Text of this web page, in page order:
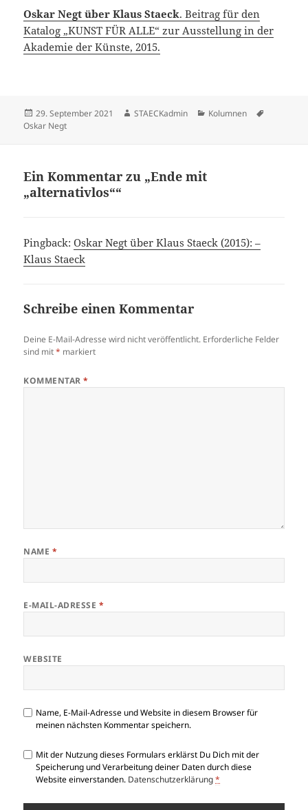
Oskar Negt über Klaus Staeck. Beitrag für den
Katalog „KUNST FÜR ALLE“ zur Ausstellung in der
Akademie der Künste, 2015.
Veröffentlicht
am
29. September 2021 Autor
STAECKadmin Kategorien
Kolumnen
Oskar Negt
Ein Kommentar zu „Ende mit
„alternativlos““
Pingback:Oskar Negt über Klaus Staeck (2015): –
Klaus Staeck
Schreibe einen Kommentar
Deine E-Mail-Adresse wird nicht veröffentlicht. Erforderliche Felder
sind mit* markiert
KOMMENTAR*
NAME *
E-MAIL-ADRESSE *
WEBSITE
Name, E-Mail-Adresse und Website in diesem Browser für
meinen nächsten Kommentar speichern.
Mit der Nutzung dieses Formulars erklärst Du Dich mit der
Speicherung und Verarbeitung deiner Daten durch diese
Website einverstanden. Datenschutzerklärung *